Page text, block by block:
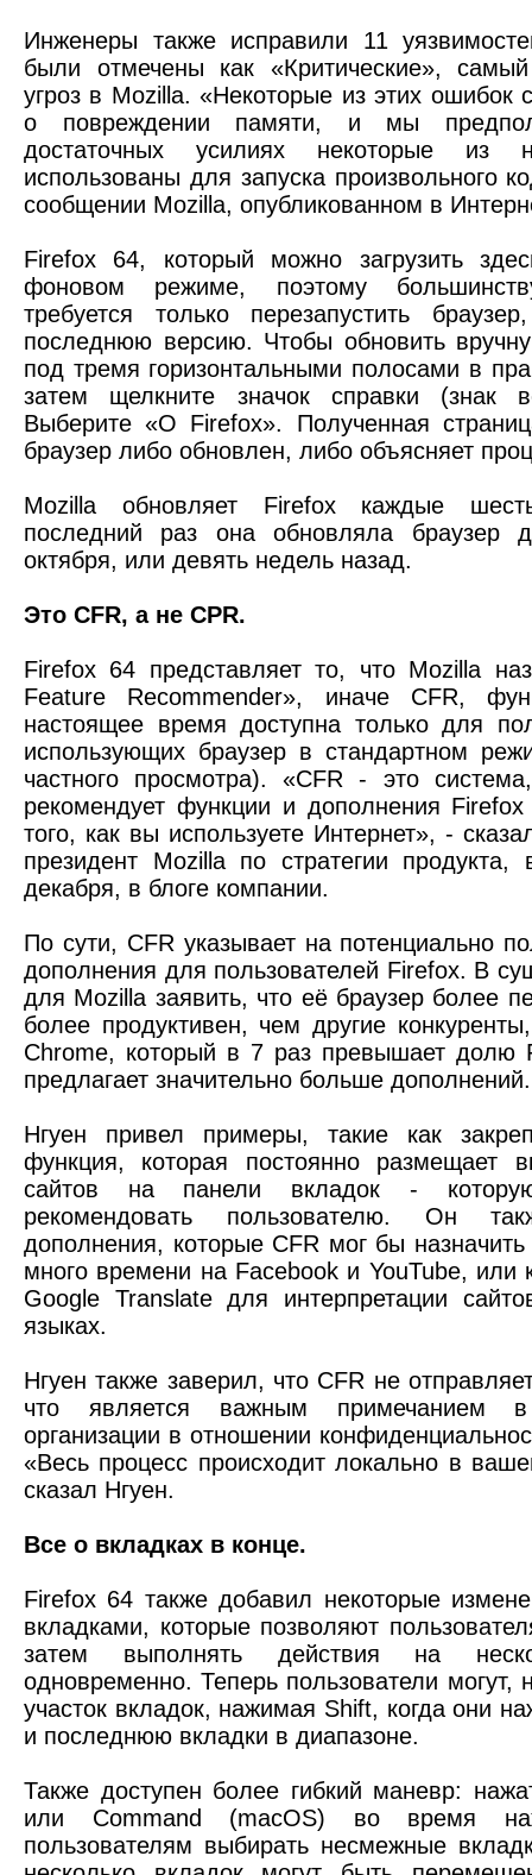
Инженеры также исправили 11
были отмечены как «Критические»,
угроз в Mozilla. «Некоторые из этих ошибок
о повреждении памяти, и мы
достаточных усилиях некоторые из
использованы для запуска произвольного
сообщении Mozilla, опубликованном в
Firefox 64, который можно загрузить
фоновом режиме, поэтому
требуется только перезапустить
последнюю версию. Чтобы обновить
под тремя горизонтальными полосами в
затем щелкните значок справки (знак
Выберите «О Firefox». Полученная
браузер либо обновлен, либо объясняет
Mozilla обновляет Firefox каждые
последний раз она обновляла браузер
октября, или девять недель назад.
Это CFR, а не CPR.
Firefox 64 представляет то, что Mozilla
Feature Recommender», иначе CFR,
настоящее время доступна только для
использующих браузер в стандартном
частного просмотра). «CFR - это
рекомендует функции и дополнения
того, как вы используете Интернет», -
президент Mozilla по стратегии
декабря, в блоге компании.
По сути, CFR указывает на потенциально
дополнения для пользователей Firefox. В
для Mozilla заявить, что её браузер более
более продуктивен, чем другие
Chrome, который в 7 раз превышает долю
предлагает значительно больше дополнений.
Нгуен привел примеры, такие как
функция, которая постоянно размещает
сайтов на панели вкладок -
рекомендовать пользователю. Он
дополнения, которые CFR мог бы
много времени на Facebook и YouTube, или
Google Translate для интерпретации
языках.
Нгуен также заверил, что CFR не
что является важным примечанием
организации в отношении
«Весь процесс происходит локально в
сказал Нгуен.
Все о вкладках в конце.
Firefox 64 также добавил некоторые
вкладками, которые позволяют
затем выполнять действия на
одновременно. Теперь пользователи могут,
участок вкладок, нажимая Shift, когда они
и последнюю вкладки в диапазоне.
Также доступен более гибкий маневр:
или Command (macOS) во время
пользователям выбирать несмежные